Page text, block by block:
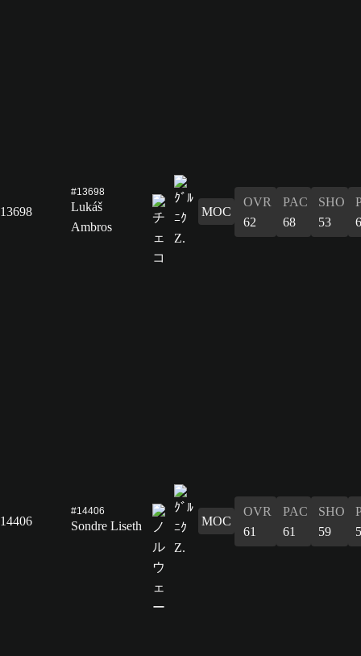
13698
#13698
Lukáš
Ambros
MOC
OVR
62
PAC
68
SHO
53
14406
#14406
Sondre Liseth MOC
OVR
61
PAC
61
SHO
59